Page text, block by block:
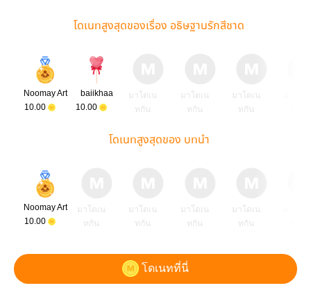
โดเนทสูงสุดของเรื่อง อธิษฐานรักสีชาด
Noomay Art
10.00
baiikhaa
10.00
มาโดเน
ทกัน
มาโดเน
ทกัน
มาโดเน
ทกัน
โดเนทสูงสุดของ บทนำ
Noomay Art
10.00
มาโดเน
ทกัน
มาโดเน
ทกัน
มาโดเน
ทกัน
มาโดเน
ทกัน
โดเนทที่นี่